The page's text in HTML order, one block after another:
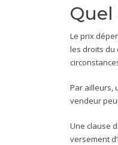
Le prix
les droits du
Par ailleurs,
vendeur
Une clause
versement